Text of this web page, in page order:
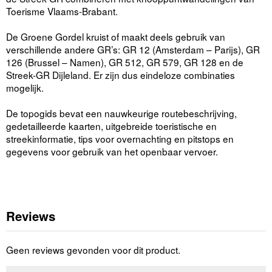
Toerisme Vlaams-Brabant.
De Groene Gordel kruist of maakt deels gebruik van
verschillende andere GR’s: GR 12 (Amsterdam – Parijs), GR
126 (Brussel – Namen), GR 512, GR 579, GR 128 en de
Streek-GR Dijleland. Er zijn dus eindeloze combinaties
mogelijk.
De topogids bevat een nauwkeurige routebeschrijving,
gedetailleerde kaarten, uitgebreide toeristische en
streekinformatie, tips voor overnachting en pitstops en
gegevens voor gebruik van het openbaar vervoer.
Reviews
Geen reviews gevonden voor dit product.